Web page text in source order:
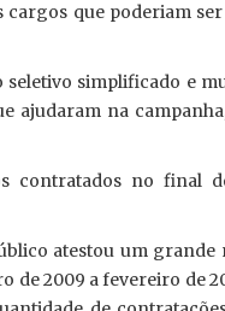
cargos que poderiam
simplificado e
ajudaram na
contratados no final
atestou um
2009 a fevereiro de